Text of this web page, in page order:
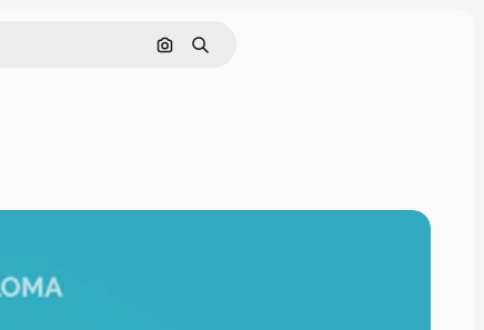
Pesquisar por imagem
Buscar